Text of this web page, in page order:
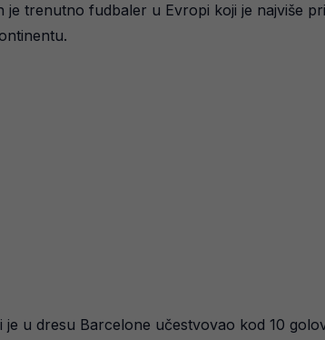
trenutno fudbaler u Evropi koji je najviše
u dresu Barcelone učestvovao kod 10